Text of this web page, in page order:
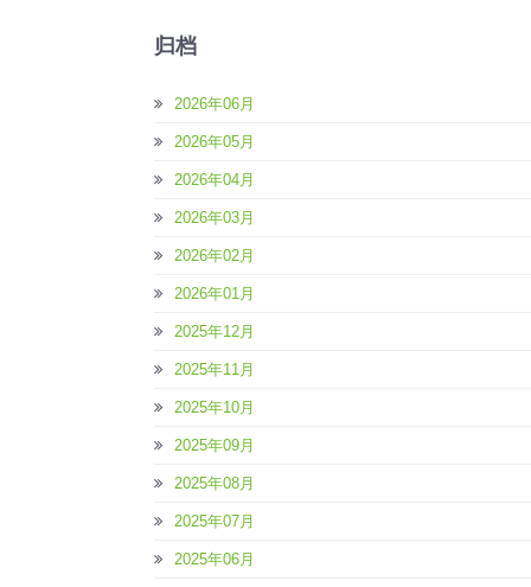
归档
2026年06月
2026年05月
2026年04月
2026年03月
2026年02月
2026年01月
2025年12月
2025年11月
2025年10月
2025年09月
2025年08月
2025年07月
2025年06月